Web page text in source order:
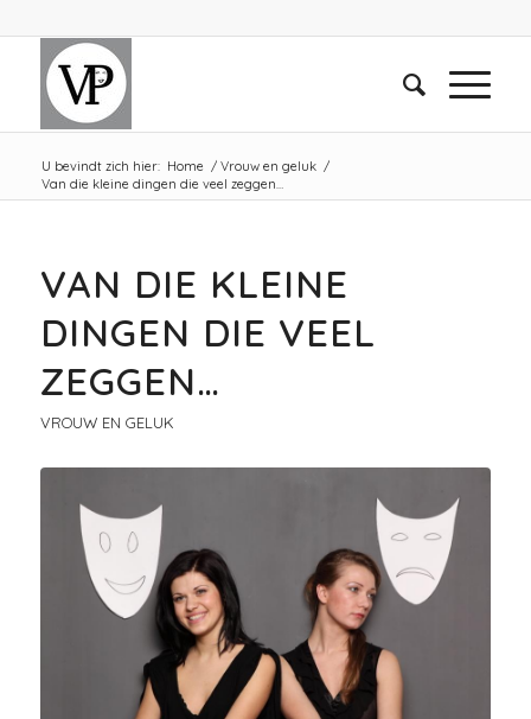
U bevindt zich hier: Home / Vrouw en geluk /
Van die kleine dingen die veel zeggen…
VAN DIE KLEINE
DINGEN DIE VEEL
ZEGGEN…
VROUW EN GELUK